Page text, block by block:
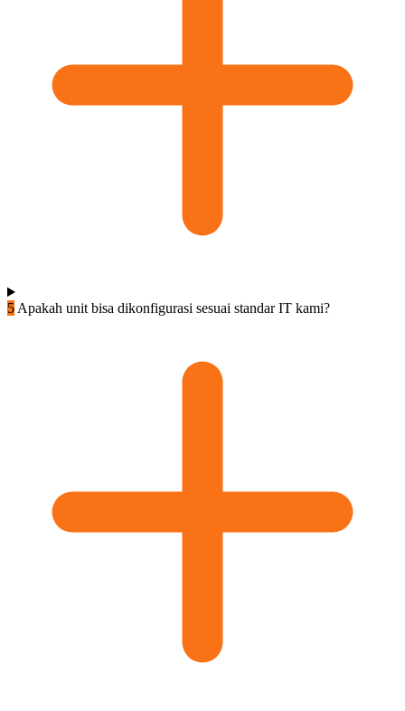
5 Apakah unit bisa dikonfigurasi sesuai standar IT kami?